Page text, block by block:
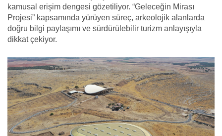
kamusal erişim dengesi gözetiliyor. “Geleceğin Mirası
Projesi” kapsamında yürüyen süreç, arkeolojik alanlarda
doğru bilgi paylaşımı ve sürdürülebilir turizm anlayışıyla
dikkat çekiyor.